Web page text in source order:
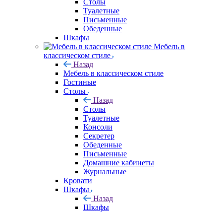
Столы
Туалетные
Письменные
Обеденные
Шкафы
Мебель в
классическом стиле
Назад
Мебель в классическом стиле
Гостиные
Столы
Назад
Столы
Туалетные
Консоли
Секретер
Обеденные
Письменные
Домашние кабинеты
Журнальные
Кровати
Шкафы
Назад
Шкафы